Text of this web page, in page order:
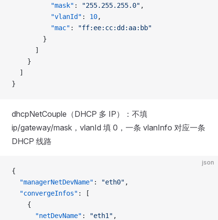
          "mask"
: "255.255.255.0" ,
          "vlanId"
: 10,
          "mac"
:
"ff:ee:cc:dd:aa:bb"
        }
      ]
    }
  ]
}
dhcpNetCouple（DHCP 多 IP）：不填
ip/gateway/mask，vlanId 填 0，一条 vlanInfo 对应一条
DHCP 线路
json
{
  "managerNetDevName"
: "eth0" ,
  "convergeInfos"
: [
    {
      "netDevName"
: "eth1" ,